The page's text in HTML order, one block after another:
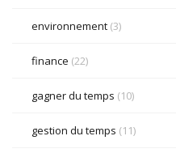
environnement(3)
finance (22)
gagner du temps (10)
gestion du temps (11)